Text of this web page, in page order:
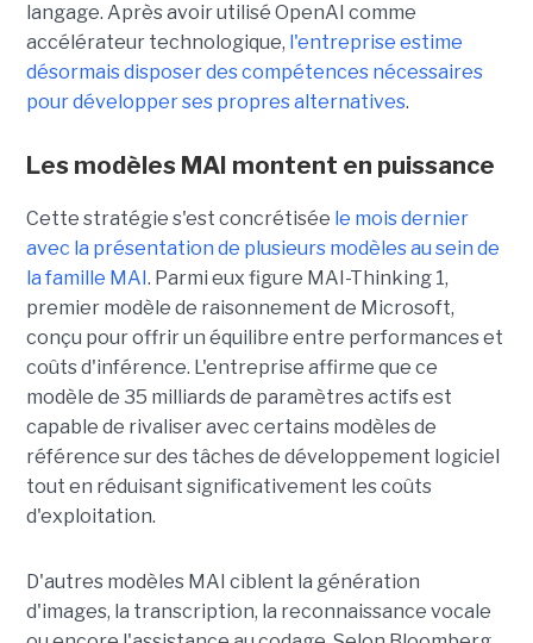
langage. Après avoir utilisé OpenAI comme
accélérateur technologique, l'entreprise estime
désormais disposer des compétences nécessaires
pour développer ses propres alternatives.
Les modèles MAI montent en puissance
Cette stratégie s'est concrétisée le mois dernier
avec la présentation de plusieurs modèles au sein de
la famille MAI . Parmi eux figure MAI-Thinking 1,
premier modèle de raisonnement de Microsoft,
conçu pour offrir un équilibre entre performances et
coûts d'inférence. L'entreprise affirme que ce
modèle de 35 milliards de paramètres actifs est
capable de rivaliser avec certains modèles de
référence sur des tâches de développement logiciel
tout en réduisant significativement les coûts
d'exploitation.
D'autres modèles MAI ciblent la génération
d'images, la transcription, la reconnaissance vocale